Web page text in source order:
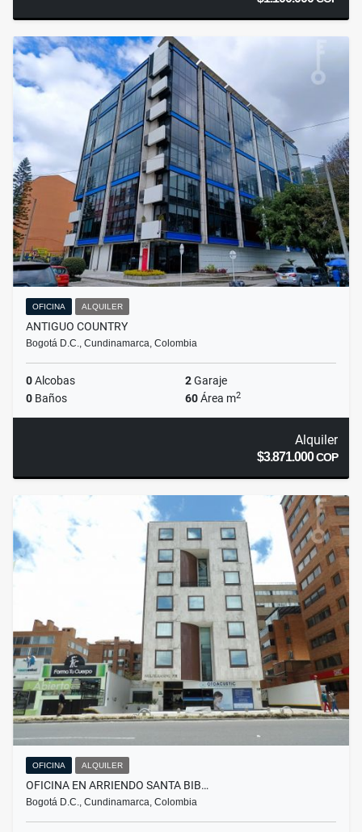
OFICINA ALQUILER
ANTIGUO COUNTRY
Bogotá D.C., Cundinamarca, Colombia
0Alcobas 2Garaje
0 Baños 60Área m2
Alquiler
$3.871.000COP
OFICINA ALQUILER
OFICINA EN ARRIENDO SANTA BIB…
Bogotá D.C., Cundinamarca, Colombia